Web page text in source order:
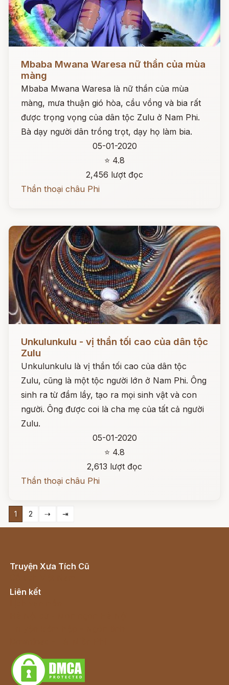
Mbaba Mwana Waresa nữ thần của mùa
màng
Mbaba Mwana Waresa là nữ thần của mùa
màng, mưa thuận gió hòa, cầu vồng và bia rất
được trọng vọng của dân tộc Zulu ở Nam Phi.
Bà dạy người dân trồng trọt, dạy họ làm bia.
05-01-2020
⭐ 4.8
2,456 lượt đọc
Thần thoại châu Phi
Unkulunkulu - vị thần tối cao của dân tộc
Zulu
Unkulunkulu là vị thần tối cao của dân tộc
Zulu, cũng là một tộc người lớn ở Nam Phi. Ông
sinh ra từ đầm lầy, tạo ra mọi sinh vật và con
người. Ông được coi là cha mẹ của tất cả người
Zulu.
05-01-2020
⭐ 4.8
2,613 lượt đọc
Thần thoại châu Phi
1 2 ⇢ ⇥
Truyện Xưa Tích Cũ
Liên kết